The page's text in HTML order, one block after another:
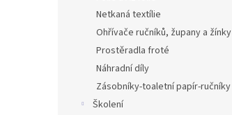
Netkaná textílie
Ohřívače ručníků, župany a žínky
Prostěradla froté
Náhradní díly
Zásobníky-toaletní papír-ručníky
Školení